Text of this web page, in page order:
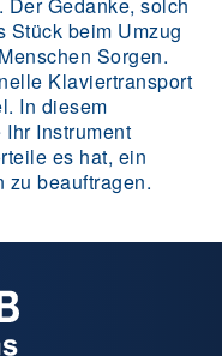
beim Umzug
Sorgen.
Klaviertransport
In diesem
Instrument
es hat, ein
zu beauftragen.